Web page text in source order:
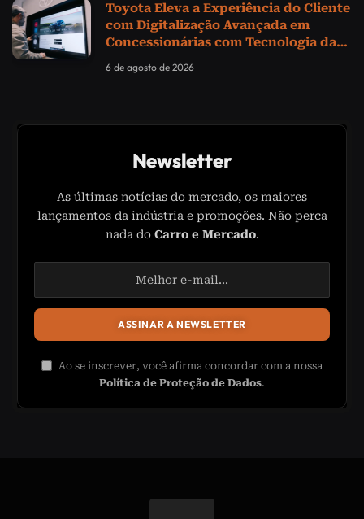
Toyota Eleva a Experiência do Cliente
com Digitalização Avançada em
Concessionárias com Tecnologia da
6 de agosto de 2026
Newsletter
As últimas notícias do mercado, os maiores
lançamentos da indústria e promoções. Não perca
nada do Carro e Mercado.
Ao se inscrever, você afirma concordar com a nossa
Política de Proteção de Dados.